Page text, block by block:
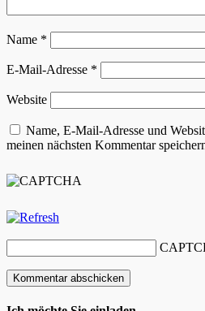
Name *
E-Mail-Adresse *
Website
Name, E-Mail-Adresse und
meinen nächsten Kommentar